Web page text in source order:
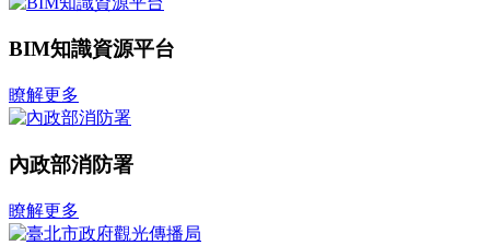
BIM知識資源平台
瞭解更多
內政部消防署
瞭解更多